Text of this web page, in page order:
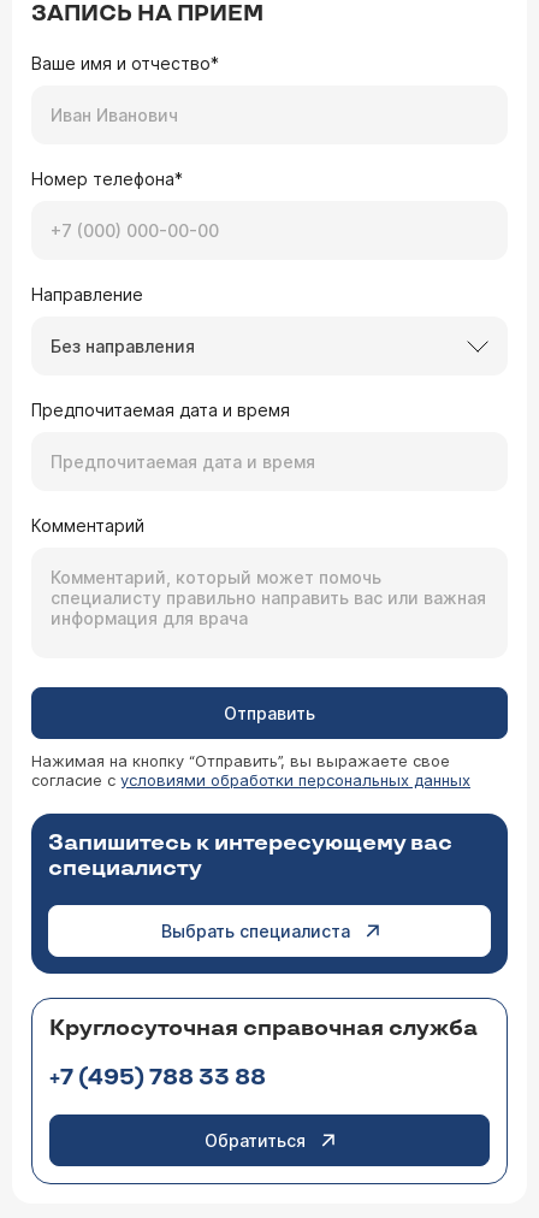
ЗАПИСЬ НА ПРИЕМ
Ваше имя и отчество*
Номер телефона*
Направление
Без направления
Предпочитаемая дата и время
Комментарий
Отправить
Нажимая на кнопку “Отправить”, вы выражаете свое
согласие с условиями обработки персональных данных
Запишитесь к интересующему вас
специалисту
Выбрать специалиста
Круглосуточная справочная служба
+7 (495) 788 33 88
Обратиться